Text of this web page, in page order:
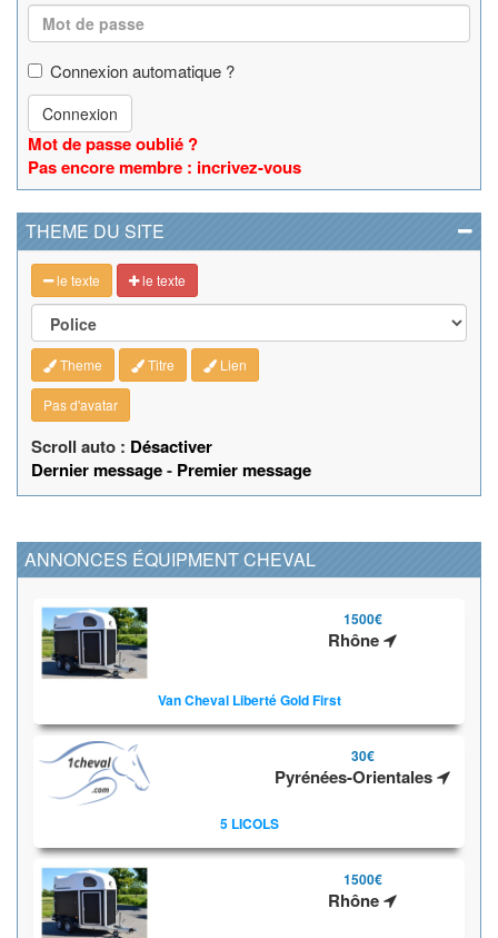
Connexion automatique ?
Connexion
Mot de passe oublié ?
Pas encore membre : incrivez-vous
THEME DU SITE
le texte le texte
Theme Titre Lien
Pas d'avatar
Scroll auto : Désactiver
Dernier message- Premier message
ANNONCES ÉQUIPMENT CHEVAL
1500€
Rhône
Van Cheval Liberté Gold First
30€
Pyrénées-Orientales
5 LICOLS
1500€
Rhône